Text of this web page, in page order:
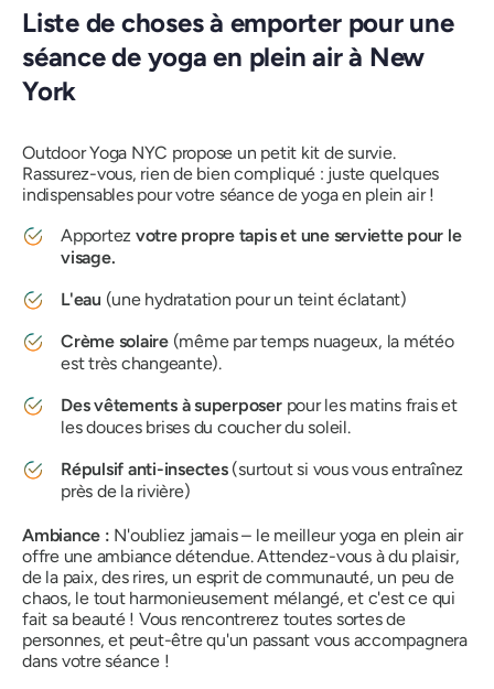
Liste de choses à emporter pour une
séance de yoga en plein air à New
York
Outdoor Yoga NYC propose un petit kit de survie.
Rassurez-vous, rien de bien compliqué : juste quelques
indispensables pour votre séance de yoga en plein air !
Apportez votre propre tapis et une serviette pour le
visage.
L'eau (une hydratation pour un teint éclatant)
Crème solaire(même par temps nuageux, la météo
est très changeante).
Des vêtements à superposer pour les matins frais et
les douces brises du coucher du soleil.
Répulsif anti-insectes(surtout si vous vous entraînez
près de la rivière)
Ambiance : N'oubliez jamais – le meilleuryoga en plein air
offre une ambiance détendue. Attendez-vous à du plaisir,
de la paix, des rires, un esprit de communauté, un peu de
chaos, le tout harmonieusement mélangé, et c'est ce qui
fait sa beauté ! Vous rencontrerez toutes sortes de
personnes, et peut-être qu'un passant vous accompagnera
dans votre séance !